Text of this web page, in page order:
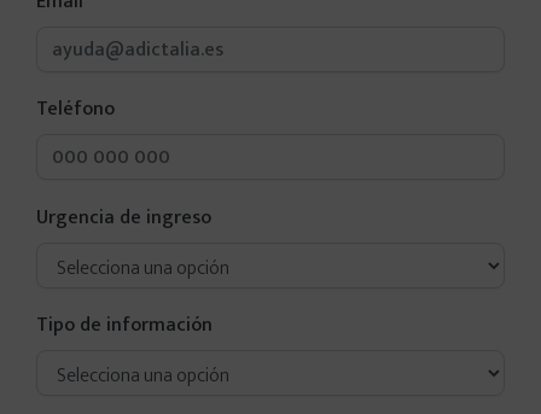
Teléfono
Urgencia de ingreso
Tipo de información